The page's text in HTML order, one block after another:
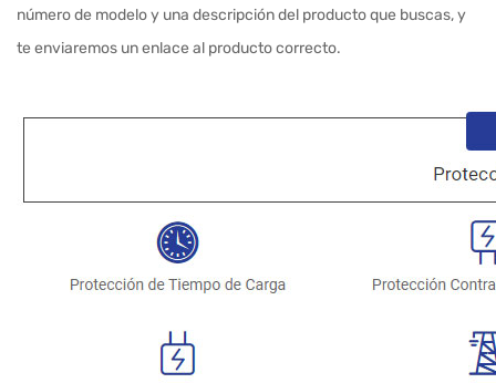
número de modelo y una descripción del producto que buscas, y
te enviaremos un enlace al producto correcto.